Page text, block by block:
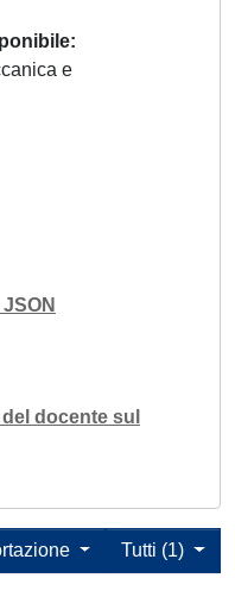
e
docente sul
Tutti (1)